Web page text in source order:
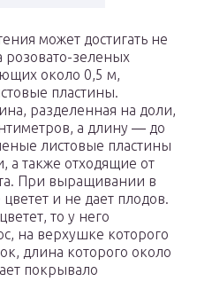
может достигать не
зеленых
около 0,5 м,
пластины.
разделенная на доли,
а длину ― до
листовые пластины
также отходящие от
При выращивании в
и не дает плодов.
то у него
на верхушке которого
длина которого около
покрывало